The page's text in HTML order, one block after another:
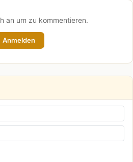
an um zu kommentieren.
Anmelden